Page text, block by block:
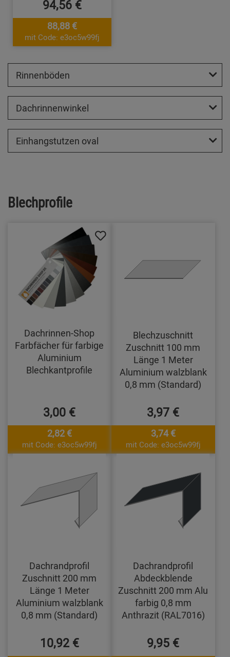
94,56 €
88,88 €
mit Code: e3oc5w99fj
Rinnenböden
Dachrinnenwinkel
Einhangstutzen oval
Blechprofile
Dachrinnen-Shop
Farbfächer für farbige
Aluminium
Blechkantprofile
3,00 €
2,82 €
mit Code: e3oc5w99fj
Blechzuschnitt
Zuschnitt 100 mm
Länge 1 Meter
Aluminium walzblank
0,8 mm (Standard)
3,97 €
3,74 €
mit Code: e3oc5w99fj
Dachrandprofil
Zuschnitt 200 mm
Länge 1 Meter
Aluminium walzblank
0,8 mm (Standard)
10,92 €
Dachrandprofil
Abdeckblende
Zuschnitt 200 mm Alu
farbig 0,8 mm
Anthrazit (RAL7016)
9,95 €